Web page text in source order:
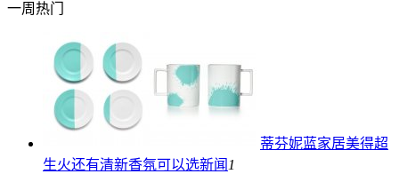
一周热门
蒂芬妮蓝家居美得超
生火还有清新香氛可以选新闻1